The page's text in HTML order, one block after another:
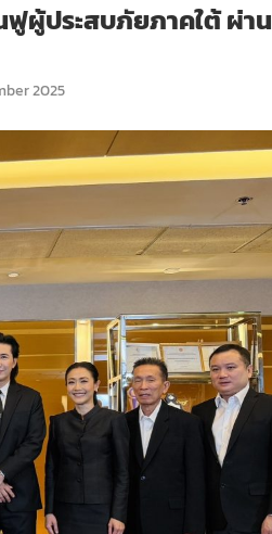
ผู้ประสบภัยภาคใต้ ผ่าน
2025